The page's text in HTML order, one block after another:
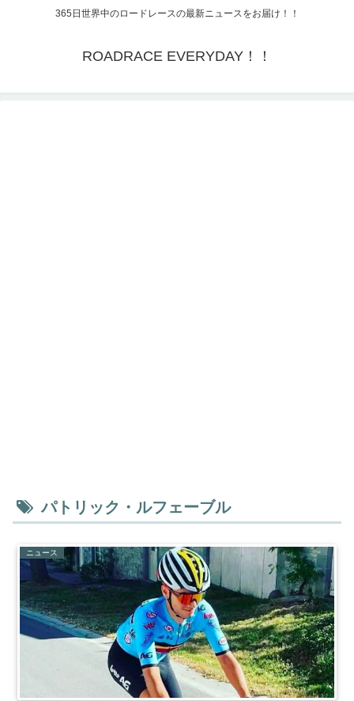
365日世界中のロードレースの最新ニュースをお届け！！
ROADRACE EVERYDAY！！
パトリック・ルフェーブル
ニュース